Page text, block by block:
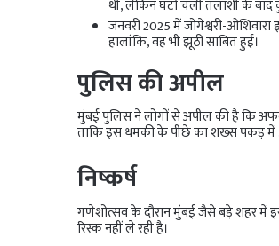
थी, लेकिन घंटों चली तलाशी के बाद
जनवरी 2025 में जोगेश्वरी-
हालांकि, वह भी झूठी साबित हुई।
पुलिस की अपील
मुंबई पुलिस ने लोगों से अपील की है कि
ताकि इस धमकी के पीछे का शख्स पकड़
निष्कर्ष
गणेशोत्सव के दौरान मुंबई जैसे बड़े शहर में
रिस्क नहीं ले रही है।